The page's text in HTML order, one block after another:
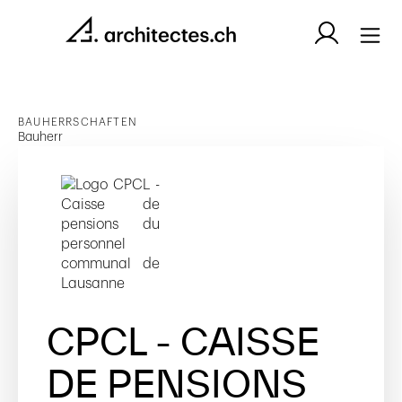
BAUHERRSCHAFTEN
Bauherr
CPCL - CAISSE
DE PENSIONS